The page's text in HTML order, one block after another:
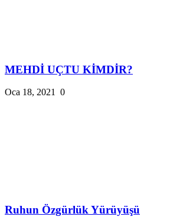
MEHDİ UÇTU KİMDİR?
Oca 18, 2021 0
Ruhun Özgürlük Yürüyüşü